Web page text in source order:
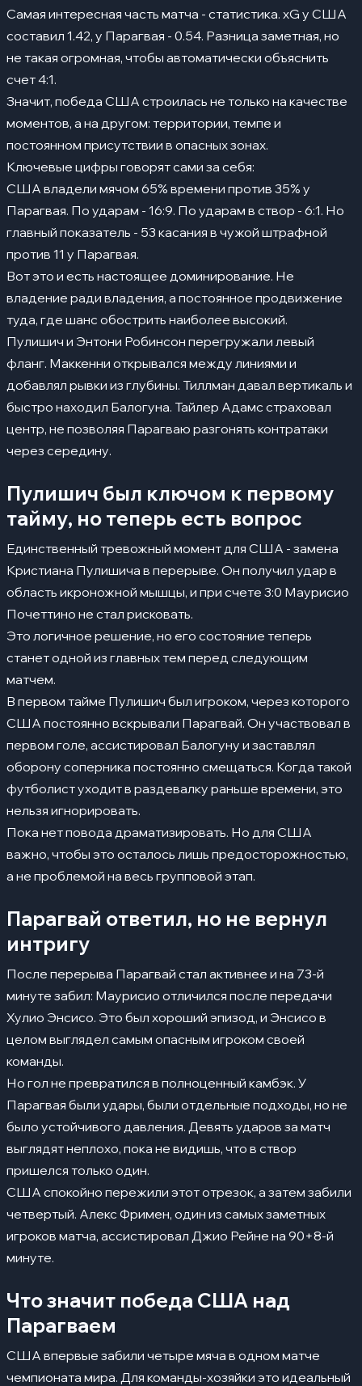
Самая интересная часть матча - статистика. xG у США
составил 1.42, у Парагвая - 0.54. Разница заметная, но
не такая огромная, чтобы автоматически объяснить
счет 4:1.
Значит, победа США строилась не только на качестве
моментов, а на другом: территории, темпе и
постоянном присутствии в опасных зонах.
Ключевые цифры говорят сами за себя:
США владели мячом 65% времени против 35% у
Парагвая. По ударам - 16:9. По ударам в створ - 6:1. Но
главный показатель - 53 касания в чужой штрафной
против 11 у Парагвая.
Вот это и есть настоящее доминирование. Не
владение ради владения, а постоянное продвижение
туда, где шанс обострить наиболее высокий.
Пулишич и Энтони Робинсон перегружали левый
фланг. Маккенни открывался между линиями и
добавлял рывки из глубины. Тиллман давал вертикаль и
быстро находил Балогуна. Тайлер Адамс страховал
центр, не позволяя Парагваю разгонять контратаки
через середину.
Пулишич был ключом к первому
тайму, но теперь есть вопрос
Единственный тревожный момент для США - замена
Кристиана Пулишича в перерыве. Он получил удар в
область икроножной мышцы, и при счете 3:0 Маурисио
Почеттино не стал рисковать.
Это логичное решение, но его состояние теперь
станет одной из главных тем перед следующим
матчем.
В первом тайме Пулишич был игроком, через которого
США постоянно вскрывали Парагвай. Он участвовал в
первом голе, ассистировал Балогуну и заставлял
оборону соперника постоянно смещаться. Когда такой
футболист уходит в раздевалку раньше времени, это
нельзя игнорировать.
Пока нет повода драматизировать. Но для США
важно, чтобы это осталось лишь предосторожностью,
а не проблемой на весь групповой этап.
Парагвай ответил, но не вернул
интригу
После перерыва Парагвай стал активнее и на 73-й
минуте забил: Маурисио отличился после передачи
Хулио Энсисо. Это был хороший эпизод, и Энсисо в
целом выглядел самым опасным игроком своей
команды.
Но гол не превратился в полноценный камбэк. У
Парагвая были удары, были отдельные подходы, но не
было устойчивого давления. Девять ударов за матч
выглядят неплохо, пока не видишь, что в створ
пришелся только один.
США спокойно пережили этот отрезок, а затем забили
четвертый. Алекс Фримен, один из самых заметных
игроков матча, ассистировал Джио Рейне на 90+8-й
минуте.
Что значит победа США над
Парагваем
США впервые забили четыре мяча в одном матче
чемпионата мира. Для команды-хозяйки это идеальный